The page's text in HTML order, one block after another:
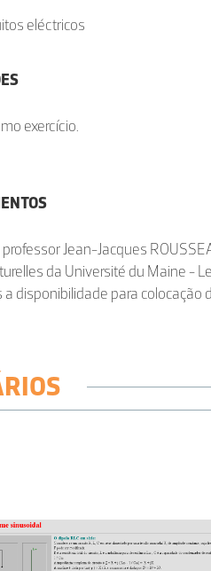
eléctricos
exercício.
Jean-Jacques
da Université du Maine -
disponibilidade para colocação